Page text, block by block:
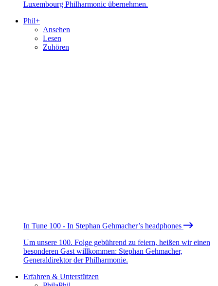
Luxembourg Philharmonic übernehmen.
Phil+
Ansehen
Lesen
Zuhören
In Tune 100 - In Stephan Gehmacher’s headphones
Um unsere 100. Folge gebührend zu feiern, heißen wir einen
besonderen Gast willkommen: Stephan Gehmacher,
Generaldirektor der Philharmonie.
Erfahren & Unterstützen